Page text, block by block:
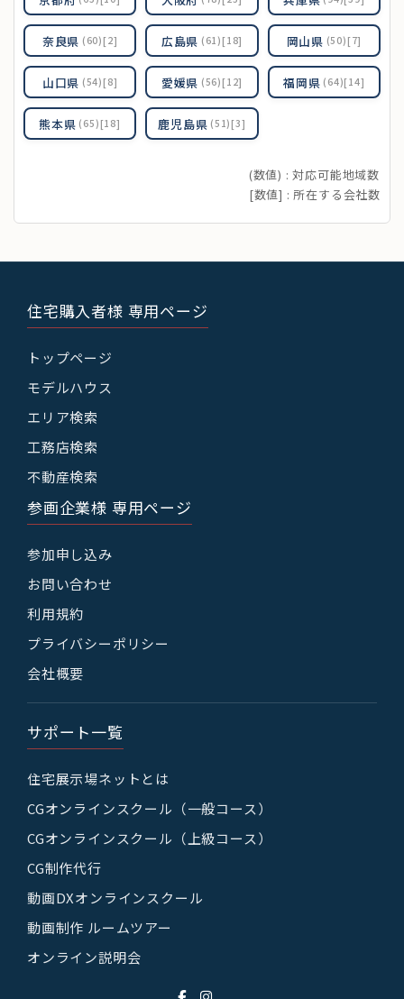
奈良県 (60)[2] 広島県 (61)[18] 岡山県 (50)[7]
山口県 (54)[8] 愛媛県 (56)[12] 福岡県 (64)[14]
熊本県 (65)[18] 鹿児島県 (51)[3]
(数値) : 対応可能地域数
[数値] : 所在する会社数
住宅購入者様 専用ページ
トップページ
モデルハウス
エリア検索
工務店検索
不動産検索
参画企業様 専用ページ
参加申し込み
お問い合わせ
利用規約
プライバシーポリシー
会社概要
サポート一覧
住宅展示場ネットとは
CGオンラインスクール（一般コース）
CGオンラインスクール（上級コース）
CG制作代行
動画DXオンラインスクール
動画制作 ルームツアー
オンライン説明会